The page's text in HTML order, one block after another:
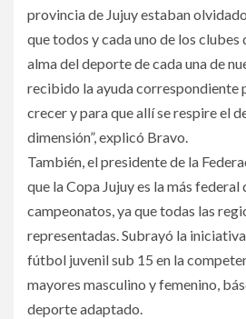
provincia de Jujuy estaban
que todos y cada uno de los clubes
alma del deporte de cada una de
recibido la ayuda correspondiente
crecer y para que allí se respire el
dimensión”, explicó Bravo.
También, el presidente de la
que la Copa Jujuy es la más federal
campeonatos, ya que todas las
representadas. Subrayó la
fútbol juvenil sub 15 en la
mayores masculino y femenino,
deporte adaptado.